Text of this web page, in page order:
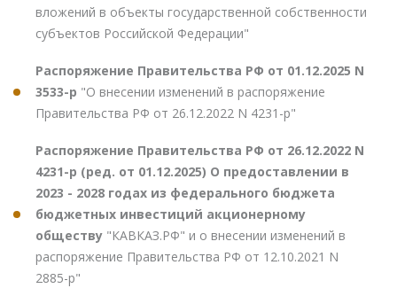
вложений в объекты государственной собственности
субъектов Российской Федерации"
Распоряжение Правительства РФ от 01.12.2025 N
3533-р "О внесении изменений в распоряжение
Правительства РФ от 26.12.2022 N 4231-р"
Распоряжение Правительства РФ от 26.12.2022 N
4231-р (ред. от 01.12.2025) О предоставлении в
2023 - 2028 годах из федерального бюджета
бюджетных инвестиций акционерному
обществу "КАВКАЗ.РФ" и о внесении изменений в
распоряжение Правительства РФ от 12.10.2021 N
2885-р"